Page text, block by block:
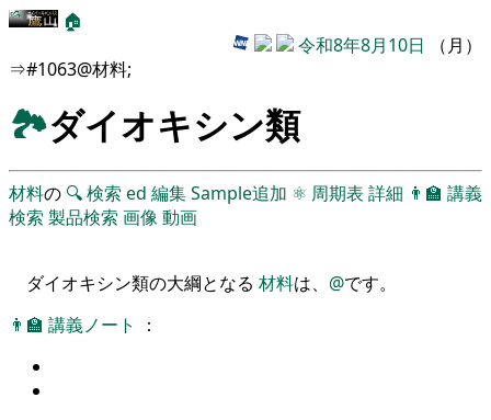
🏠
令和8年8月10日 （月）
⇒#1063@材料;
🏞ダイオキシン類
材料の 🔍検索 ed 編集Sample追加 ⚛ 周期表 詳細 👨‍🏫 講義
検索 製品検索 画像動画
ダイオキシン類の大綱となる 材料は、 @です。
👨‍🏫 講義ノート ：